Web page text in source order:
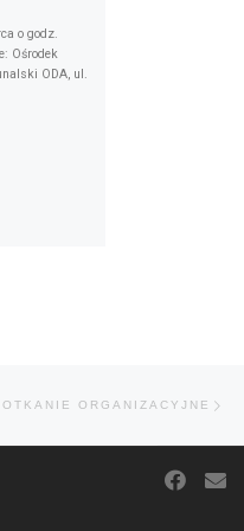
o godz.
Ośrodek
ODA, ul.
ORGANIZACYJNE